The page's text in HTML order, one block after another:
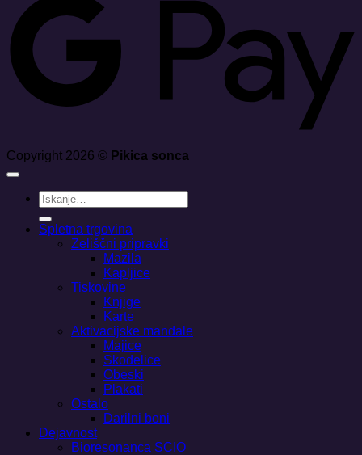
Copyright 2026 © Pikica sonca
Išči:
Spletna trgovina
Zeliščni pripravki
Mazila
Kapljice
Tiskovine
Knjige
Karte
Aktivacijske mandale
Majice
Skodelice
Obeski
Plakati
Ostalo
Darilni boni
Dejavnost
Bioresonanca SCIO